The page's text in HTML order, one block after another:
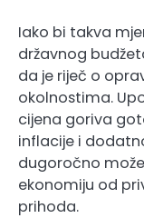
Iako bi takva
državnog
da je riječ o
okolnostima.
cijena goriva
inflacije i
dugoročno
ekonomiju od
prihoda.